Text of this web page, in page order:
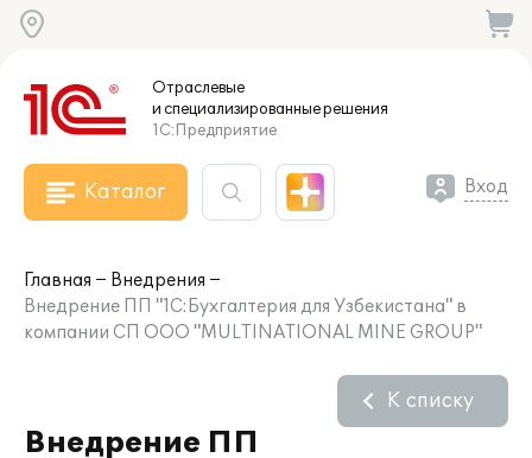
Отраслевые
и специализированныерешения
1С:Предприятие
Каталог Вход
Главная
Внедрения
Внедрение ПП "1C:Бухгалтерия для Узбекистана" в
компании СП ООО "MULTINATIONAL MINE GROUP"
Внедрение ПП
К списку